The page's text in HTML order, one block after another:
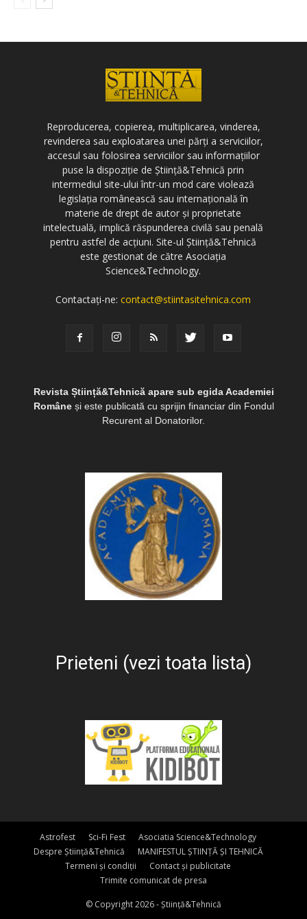
Reproducerea, copierea, multiplicarea, vinderea,
revinderea sau exploatarea unei părți a serviciilor,
accesul sau folosirea serviciilor sau informațiilor
puse la dispoziție de Știință&Tehnică prin
intermediul site-ului într-un mod care violează
legislația românească sau internațională în
materie de drept de autor și proprietate
intelectuală, implică răspunderea civilă sau penală
pentru astfel de acțiuni. Site-ul Știință&Tehnică
este gestionat de către Asociația
Science&Technology.
Contactați-ne:contact@stiintasitehnica.com
Revista Știință&Tehnică apare sub egida Academiei
Româneși este publicată cu sprijin financiar din Fondul
Recurent al Donatorilor.
Prieteni (vezi toata lista)
Astrofest Sci-Fi Fest
Asociatia Science&Technology
Despre Știință&Tehnică
MANIFESTUL ȘTIINȚĂ ȘI TEHNICĂ
Termeni și condiții
Contact și publicitate
Trimite comunicat de presa
© Copyright 2026 - Știință&Tehnică